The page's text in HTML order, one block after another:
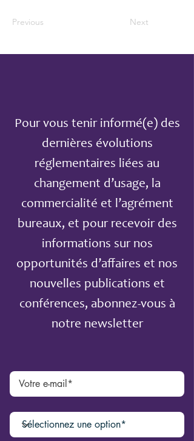
Previous Next
Pour vous tenir informé(e) des
dernières évolutions
réglementaires liées au
changement d’usage, la
commercialité et l’agrément
bureaux, et pour recevoir des
informations sur nos
opportunités d’affaires et nos
nouvelles publications et
conférences, abonnez-vous à
notre newsletter